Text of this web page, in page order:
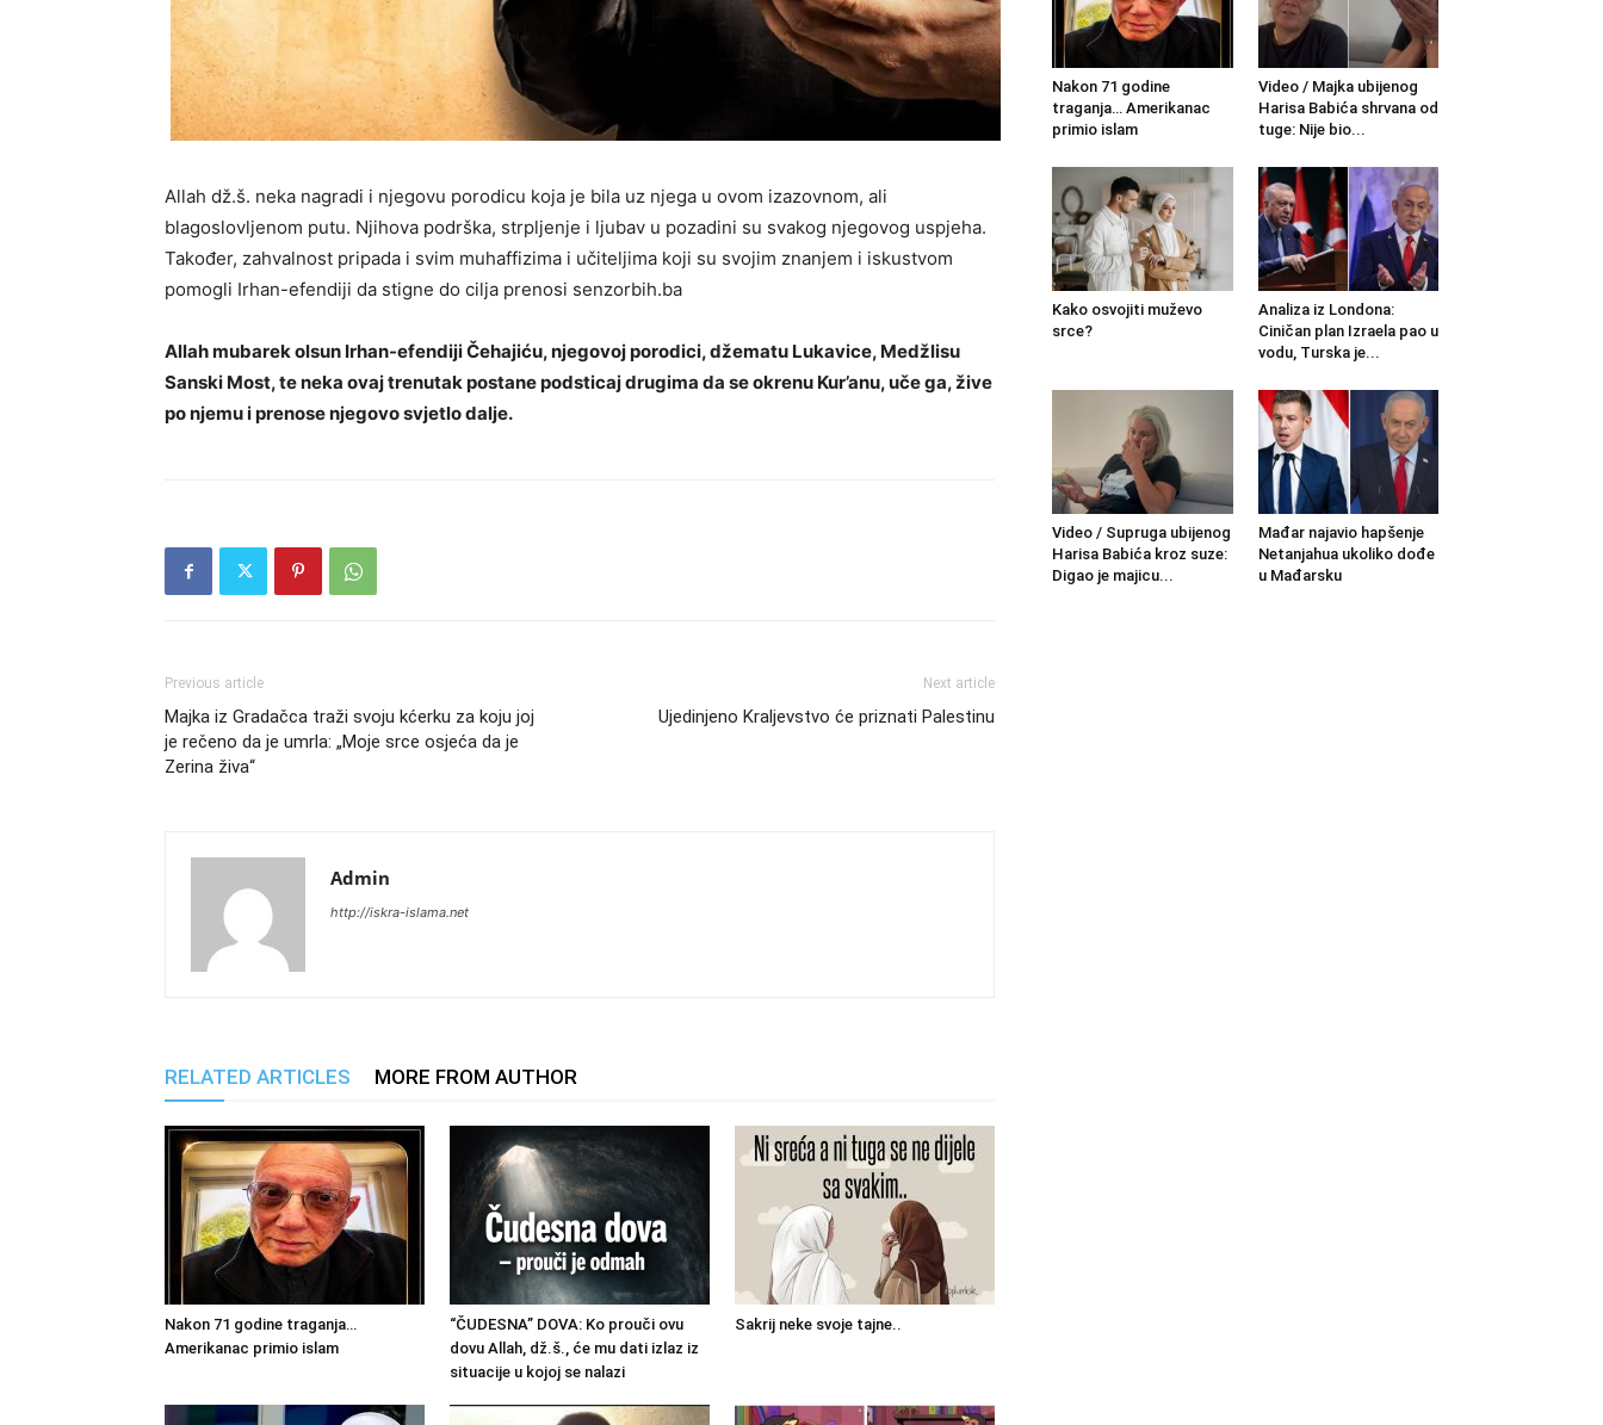
Allah dž.š. neka nagradi i njegovu porodicu koja je bila uz njega u ovom izazovnom, ali
blagoslovljenom putu. Njihova podrška, strpljenje i ljubav u pozadini su svakog njegovog uspjeha.
Također, zahvalnost pripada i svim muhaffizima i učiteljima koji su svojim znanjem i iskustvom
pomogli Irhan-efendiji da stigne do cilja prenosi senzorbih.ba
Allah mubarek olsun Irhan-efendiji Čehajiću, njegovoj porodici, džematu Lukavice, Medžlisu
Sanski Most, te neka ovaj trenutak postane podsticaj drugima da se okrenu Kur’anu, uče ga, žive
po njemu i prenose njegovo svjetlo dalje.
Previous article
Majka iz Gradačca traži svoju kćerku za koju joj
je rečeno da je umrla: „Moje srce osjeća da je
Zerina živa“
Next article
Ujedinjeno Kraljevstvo će priznati Palestinu
Admin
http://iskra-islama.net
RELATED ARTICLES MORE FROM AUTHOR
Nakon 71 godine traganja…
Amerikanac primio islam
“ČUDESNA” DOVA: Ko prouči ovu
dovu Allah, dž.š., će mu dati izlaz iz
situacije u kojoj se nalazi
Sakrij neke svoje tajne..
Nakon 71 godine
traganja… Amerikanac
primio islam
Video / Majka ubijenog
Harisa Babića shrvana od
tuge: Nije bio...
Kako osvojiti muževo
srce?
Analiza iz Londona:
Ciničan plan Izraela pao u
vodu, Turska je...
Video / Supruga ubijenog
Harisa Babića kroz suze:
Digao je majicu...
Mađar najavio hapšenje
Netanjahua ukoliko dođe
u Mađarsku